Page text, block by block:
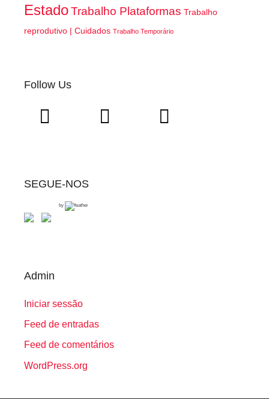
EstadoTrabalho Plataformas Trabalho
reprodutivo | Cuidados Trabalho Temporário
Follow Us
SEGUE-NOS
by
Admin
Iniciar sessão
Feed de entradas
Feed de comentários
WordPress.org